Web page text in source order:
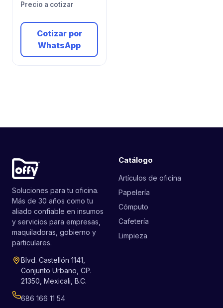
Precio a cotizar
Cotizar por
WhatsApp
Soluciones para tu oficina.
Más de 30 años como tu
aliado confiable en insumos
y servicios para empresas,
maquiladoras, gobierno y
particulares.
Blvd. Castellón 1141,
Conjunto Urbano, CP.
21350, Mexicali, B.C.
686 166 11 54
Catálogo
Artículos de oficina
Papelería
Cómputo
Cafetería
Limpieza